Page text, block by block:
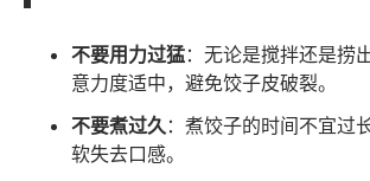
不要用力过猛：无论是搅拌还是捞
意力度适中，避免饺子皮破裂。
不要煮过久：煮饺子的时间不宜过
软失去口感。